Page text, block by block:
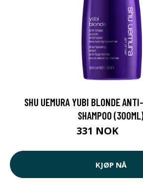
SHU UEMURA YUBI BLONDE
SHAMPOO
331 NOK
KJØP NÅ